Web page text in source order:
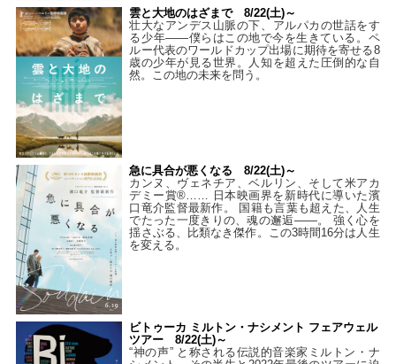
雲と大地のはざまで 8/22(土)～
壮大なアンデス山脈の下、アルパカの世話をす
る少年――僕らはこの地で今を生きている。ペ
ルー代表のワールドカップ出場に期待を寄せる8
歳の少年が見る世界。人知を超えた圧倒的な自
然。この地の未来を問う。
急に具合が悪くなる 8/22(土)～
カンヌ、ヴェネチア、ベルリン、そして米アカ
デミー賞®…… 日本映画界を新時代に導いた濱
口竜介監督最新作。 国籍も言葉も超えた、人生
でたった一度きりの、魂の邂逅――。 強く心を
揺さぶる、比類なき傑作。この3時間16分は人生
を変える。
ビトゥーカ ミルトン・ナシメント フェアウェル
ツアー 8/22(土)～
“神の声” と称される伝説的音楽家ミルトン・ナ